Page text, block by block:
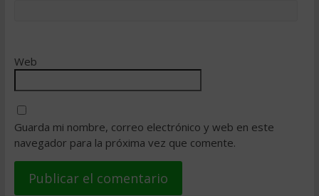
Web
Guarda mi nombre, correo electrónico y web en este
navegador para la próxima vez que comente.